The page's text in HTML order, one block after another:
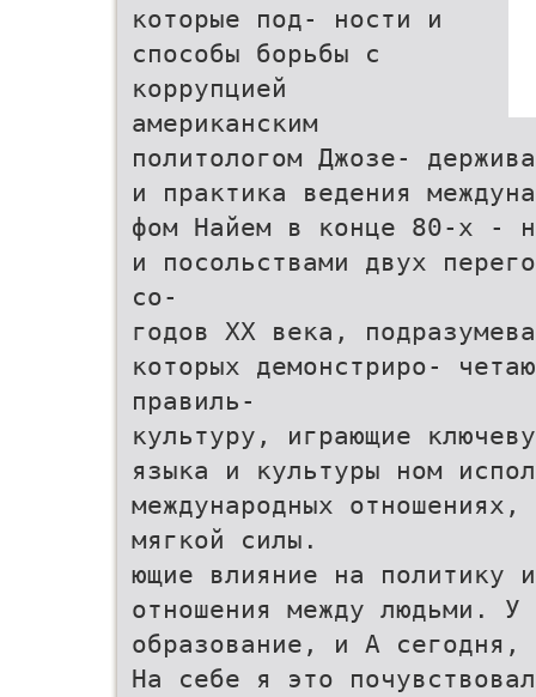
которые под- ности и
способы борьбы с
коррупцией
американским
политологом Джозе-
и практика ведения
фом Найем в конце 80-х -
и посольствами двух
со-
годов XX века,
которых демонстриро-
правиль-
культуру, играющие
языка и культуры ном
международных
мягкой силы.
ющие влияние на политику
отношения между людьми.
образование, и А сегодня,
На себе я это